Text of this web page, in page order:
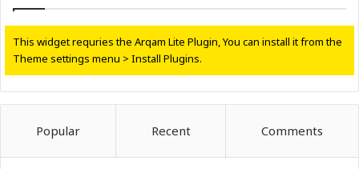
This widget requries the Arqam Lite Plugin, You can install it from the
Theme settings menu > Install Plugins.
Popular Recent Comments